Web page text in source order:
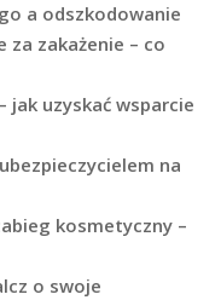
a odszkodowanie
za zakażenie – co
jak uzyskać wsparcie
na
kosmetyczny –
o swoje